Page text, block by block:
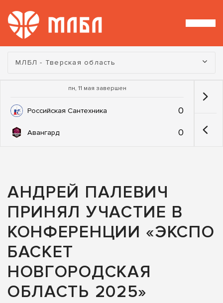
Турнир:
МЛБЛ - Тверская область
пн, 11 мая завершен
Российская Сантехника 0
Авангард 0
АНДРЕЙ ПАЛЕВИЧ
ПРИНЯЛ УЧАСТИЕ В
КОНФЕРЕНЦИИ «ЭКСПО
БАСКЕТ
НОВГОРОДСКАЯ
ОБЛАСТЬ 2025»